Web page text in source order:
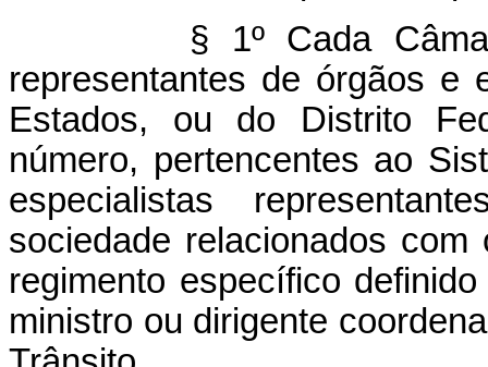
§ 1º Cada Câmara é
representantes de órgãos e
Estados, ou do Distrito
número, pertencentes ao
especialistas
sociedade relacionados
regimento específico
ministro ou dirigente